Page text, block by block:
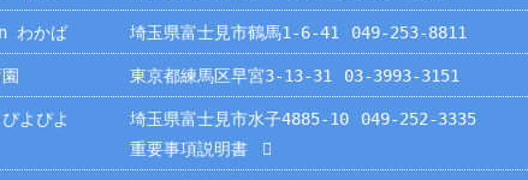
わかば 埼玉県富士見市鶴馬1-6-41 049-253-8811
東京都練馬区早宮3-13-31 03-3993-3151
よぴよ 埼玉県富士見市水子4885-10
049-252-3335
重要事項説明書